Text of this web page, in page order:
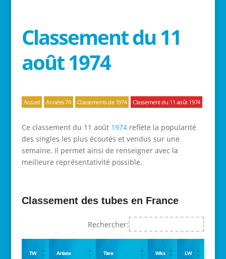
Classement du 11
août 1974
Accueil Années 70 Classements de 1974 Classement du 11 août 1974
Ce classement du 11 août 1974reflète la popularité
des singles les plus écoutés et vendus sur une
semaine. Il permet ainsi de renseigner avec la
meilleure représentativité possible.
Classement des tubes en France
Rechercher:
TW Artiste Titre Wks LW